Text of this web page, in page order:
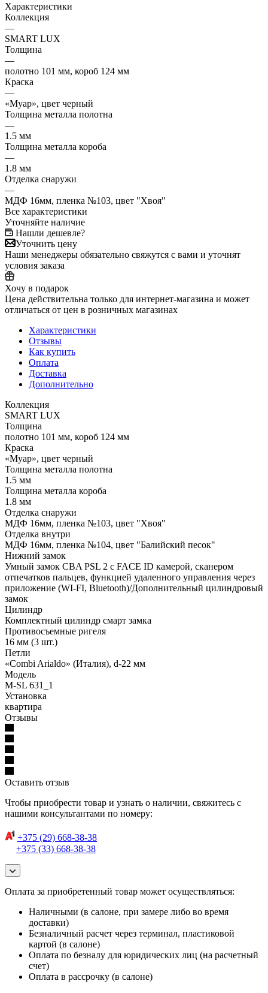
Характеристики
Коллекция
—
SMART LUX
Толщина
—
полотно 101 мм, короб 124 мм
Краска
—
«Муар», цвет черный
Толщина металла полотна
—
1.5 мм
Толщина металла короба
—
1.8 мм
Отделка снаружи
—
МДФ 16мм, пленка №103, цвет "Хвоя"
Все характеристики
Уточняйте наличие
Нашли дешевле?
Уточнить цену
Наши менеджеры обязательно свяжутся с вами и уточнят
условия заказа
Хочу в подарок
Цена действительна только для интернет-магазина и может
отличаться от цен в розничных магазинах
Характеристики
Отзывы
Как купить
Оплата
Доставка
Дополнительно
Коллекция
SMART LUX
Толщина
полотно 101 мм, короб 124 мм
Краска
«Муар», цвет черный
Толщина металла полотна
1.5 мм
Толщина металла короба
1.8 мм
Отделка снаружи
МДФ 16мм, пленка №103, цвет "Хвоя"
Отделка внутри
МДФ 16мм, пленка №104, цвет "Балийский песок"
Нижний замок
Умный замок CBA PSL 2 с FACE ID камерой, сканером
отпечатков пальцев, функцией удаленного управления через
приложение (WI-FI, Bluetooth)/Дополнительный цилиндровый
замок
Цилиндр
Комплектный цилиндр смарт замка
Противосъемные ригеля
16 мм (3 шт.)
Петли
«Combi Arialdo» (Италия), d-22 мм
Модель
М-SL 631_1
Установка
квартира
Отзывы
Оставить отзыв
Чтобы приобрести товар и узнать о наличии, свяжитесь с
нашими консультантами по номеру:
+375 (29) 668-38-38
+375 (33) 668-38-38
Оплата за приобретенный товар может осуществляться:
Наличными (в салоне, при замере либо во время
доставки)
Безналичный расчет через терминал, пластиковой
картой (в салоне)
Оплата по безналу для юридических лиц (на расчетный
счет)
Оплата в рассрочку (в салоне)